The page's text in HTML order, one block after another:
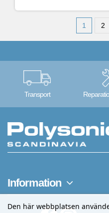
1 2
Transport
Information
Den här webbplatsen